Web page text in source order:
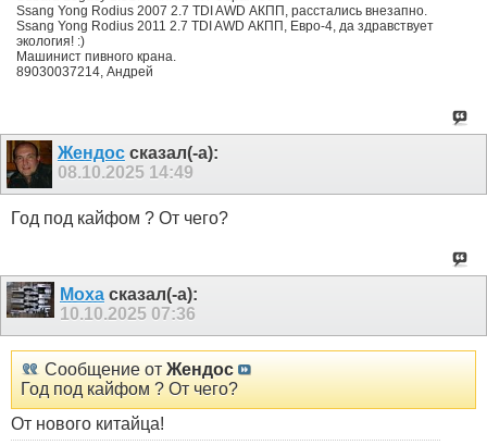
Ssang Yong Rodius 2007 2.7 TDI AWD АКПП, расстались внезапно.
Ssang Yong Rodius 2011 2.7 TDI AWD АКПП, Евро-4, да здравствует
экология! :)
Машинист пивного крана.
89030037214, Андрей
Жендоссказал(-а):
08.10.2025 14:49
Год под кайфом ? От чего?
Moxa сказал(-а):
10.10.2025 07:36
Сообщение от Жендос
Год под кайфом ? От чего?
От нового китайца!